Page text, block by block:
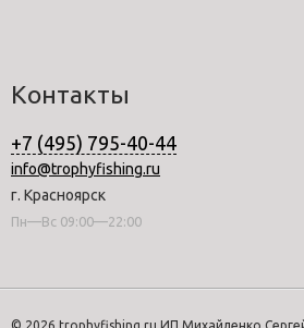
Контакты
+7 (495) 795-40-44
info@trophyfishing.ru
г. Красноярск
Пн—Вс 09:00—22:00